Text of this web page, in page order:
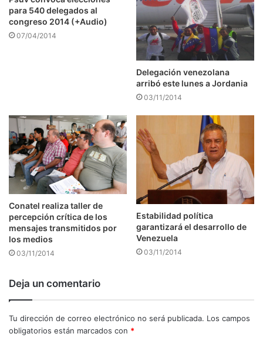
para 540 delegados al
congreso 2014 (+Audio)
07/04/2014
Delegación venezolana
arribó este lunes a Jordania
03/11/2014
Conatel realiza taller de
percepción crítica de los
mensajes transmitidos por
los medios
03/11/2014
Estabilidad política
garantizará el desarrollo de
Venezuela
03/11/2014
Deja un comentario
Tu dirección de correo electrónico no será publicada. Los campos
obligatorios están marcados con *